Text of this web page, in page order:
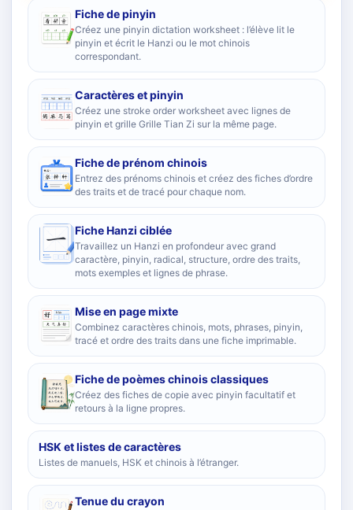
Fiche de pinyin
Créez une pinyin dictation worksheet : l’élève lit le
pinyin et écrit le Hanzi ou le mot chinois
correspondant.
Caractères et pinyin
Créez une stroke order worksheet avec lignes de
pinyin et grille Grille Tian Zi sur la même page.
Fiche de prénom chinois
Entrez des prénoms chinois et créez des fiches d’ordre
des traits et de tracé pour chaque nom.
Fiche Hanzi ciblée
Travaillez un Hanzi en profondeur avec grand
caractère, pinyin, radical, structure, ordre des traits,
mots exemples et lignes de phrase.
Mise en page mixte
Combinez caractères chinois, mots, phrases, pinyin,
tracé et ordre des traits dans une fiche imprimable.
Fiche de poèmes chinois classiques
Créez des fiches de copie avec pinyin facultatif et
retours à la ligne propres.
HSK et listes de caractères
Listes de manuels, HSK et chinois à l’étranger.
Tenue du crayon